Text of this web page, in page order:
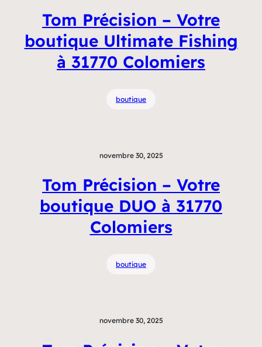
Tom Précision – Votre
boutique Ultimate Fishing
à 31770 Colomiers
boutique
novembre 30, 2025
Tom Précision – Votre
boutique DUO à 31770
Colomiers
boutique
novembre 30, 2025